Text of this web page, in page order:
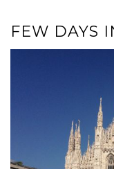
FEW DAYS